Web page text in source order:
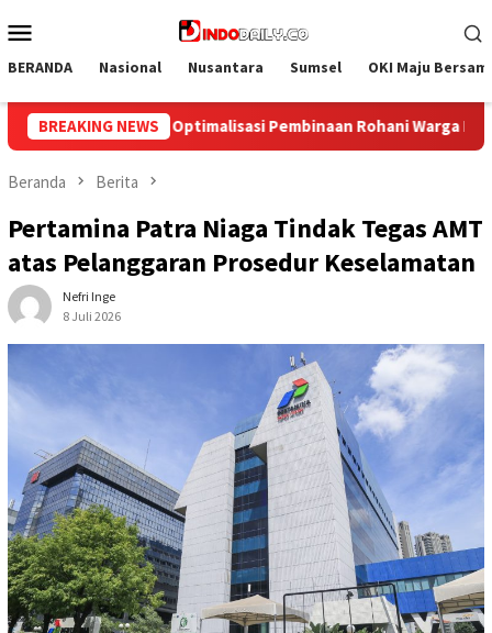
ke
Mobile
BERANDA Nasional Nusantara Sumsel OKI Maju
BREAKING NEWS
Warga Binaan Bangun Kesamaan Persepsi, Lapas
Beranda Berita
Pertamina Patra Niaga Tindak Tegas AMT
atas Pelanggaran Prosedur Keselamatan
Nefri Inge
8 Juli 2026